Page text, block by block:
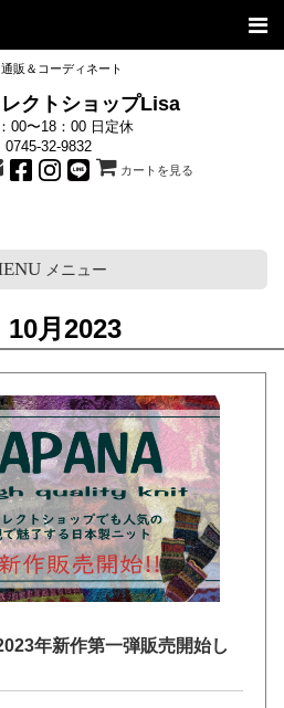
販＆コーディネート
クトショップLisa
00〜18：00 日定休
0745-32-9832
カートを見る
メニュー
月2023
年新作第一弾販売開始し